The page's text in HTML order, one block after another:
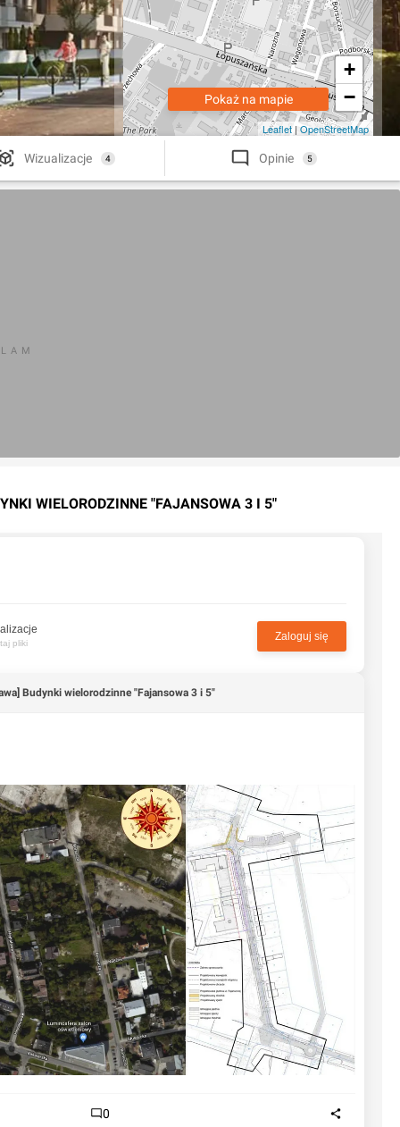
+
−
Leaflet | OpenStreetMap
Pokaż na mapie
Wizualizacje 4 Opinie 5
WIELORODZINNE "FAJANSOWA 3 I 5"
pliki
Zaloguj się
Budynki wielorodzinne "Fajansowa 3 i 5"
0